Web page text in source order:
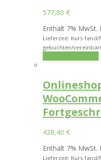
577,80 €
Enthält 7% MwSt.
Lieferzeit: Kurs
gebuchten/
428,40 €
Enthält 7% MwSt.
Lieferzeit: Kurs